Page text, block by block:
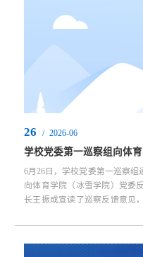
26 / 2026-06
6月26日，学校党委第一巡察组
向体育学院（冰雪学院）党委
长王振成宣读了巡察反馈意见
（冰雪学院）党委书记刘德赢
察办公室、党委组织部、纪委